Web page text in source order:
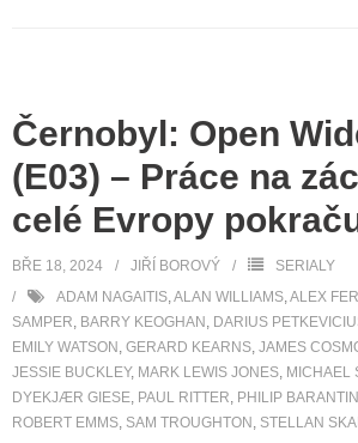
Černobyl: Open
(E03) – Práce na
celé Evropy
BŘE 18, 2024 JIŘÍ BOROVÝ
SERIALY
ADAM NAGAITIS,ALAN WILLIAMS,ALEX
SAMPER, BARRY KEOGHAN , DARIUS
EMILY WATSON , GERARD KEARNS, JAMES
JESSIE BUCKLEY, MARK LEWIS JONES, MICHAEL
DYEKJÆR GIESE, PAUL RITTER, PHILIP BARANTINI
ROBERT EMMS, SAM TROUGHTON , STELLAN